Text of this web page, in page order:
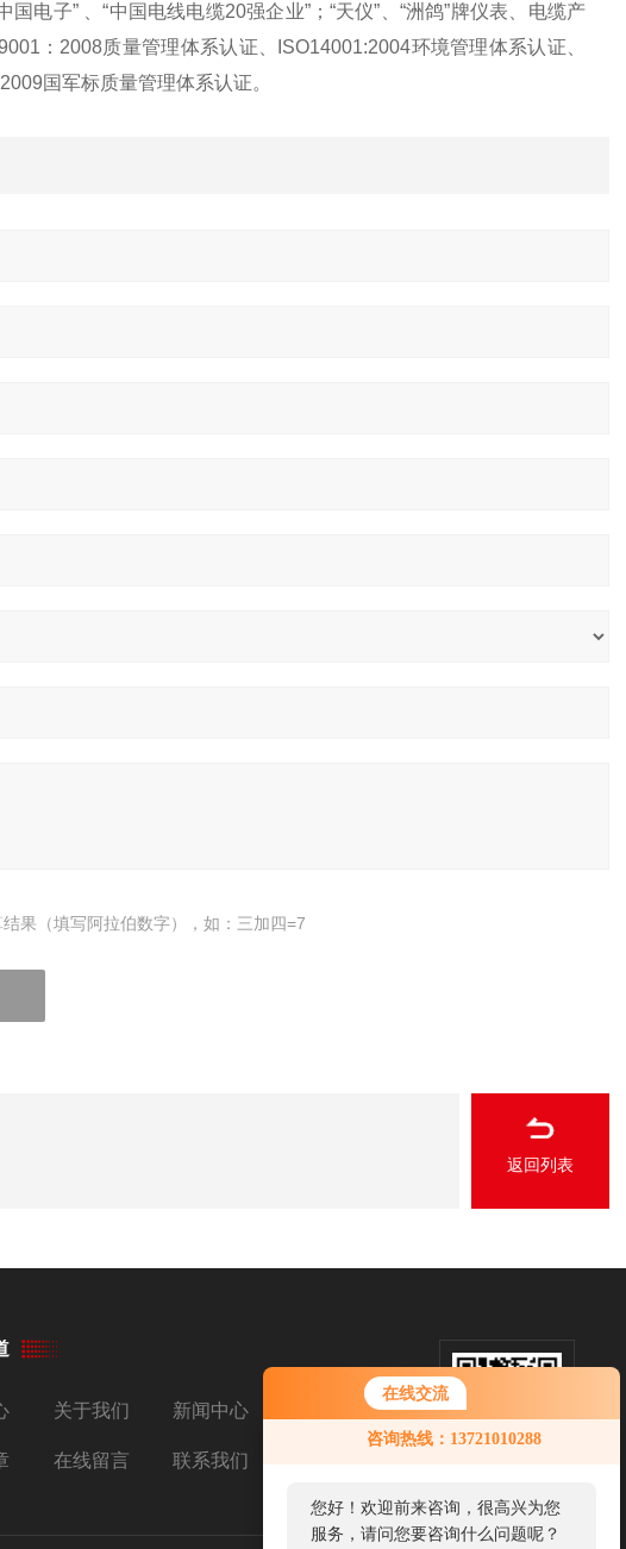
在线交流
咨询热线：13721010288
您好！欢迎前来咨询，很高兴为您
服务，请问您要咨询什么问题呢？
您好，看您停留很久了，是否找到
了需求产品，您可以直接在线与我
电子” 、“中国电线电缆20强企业”；“天仪”、“洲鸽”牌仪表、电缆产
：2008质量管理体系认证、ISO14001:2004环境管理体系认证、
国军标质量管理体系认证。
果（填写阿拉伯数字），如：三加四=7
返回列表
关于我们 新闻中心
在线留言 联系我们